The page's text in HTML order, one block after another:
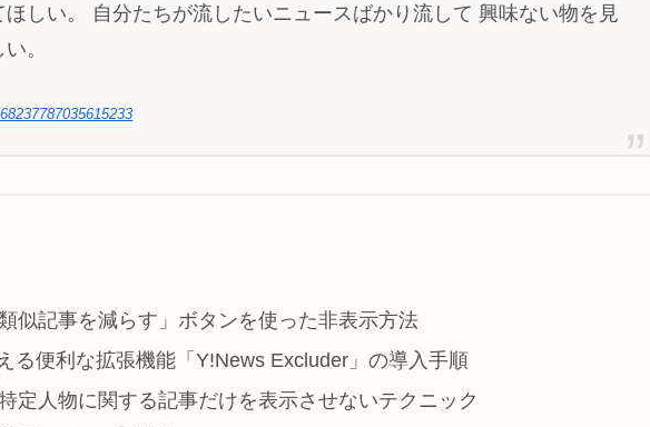
しい。 自分たちが流したいニュースばかり流して 興味ない物を見
。
似記事を減らす」ボタンを使った非表示方法
る便利な拡張機能「Y!News Excluder」の導入手順
定人物に関する記事だけを表示させないテクニック